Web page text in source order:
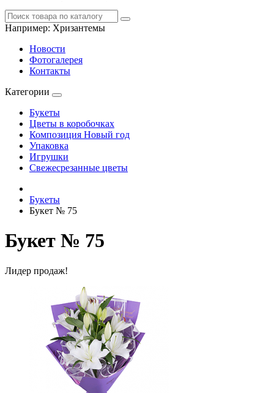
Например: Хризантемы
Новости
Фотогалерея
Контакты
Категории
Букеты
Цветы в коробочках
Композиция Новый год
Упаковка
Игрушки
Свежесрезанные цветы
Букеты
Букет № 75
Букет № 75
Лидер продаж!